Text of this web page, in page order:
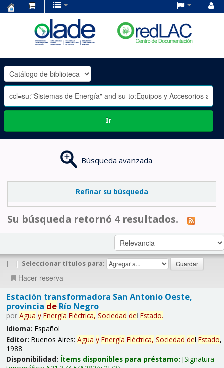
OLADE
-
Ir
Búsqueda avanzada
Refinar su búsqueda
Su búsqueda retornó 4 resultados.
| | Seleccionar títulos para:
Hacer reserva
Estación transformadora San Antonio Oeste,
provincia deRío Negro
por Agua y Energía Eléctrica, Sociedad del Estado.
Idioma: Español
Editor: Buenos Aires: Agua y Energía Eléctrica, Sociedad del Estado,
1988
Disponibilidad: Ítems disponibles para préstamo: Signatura